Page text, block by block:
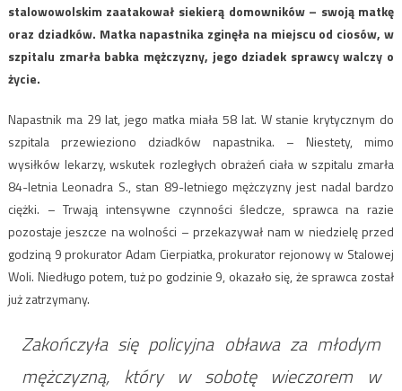
stalowowolskim zaatakował siekierą domowników – swoją matkę
oraz dziadków. Matka napastnika zginęła na miejscu od ciosów, w
szpitalu zmarła babka mężczyzny, jego dziadek sprawcy walczy o
życie.
Napastnik ma 29 lat, jego matka miała 58 lat. W stanie krytycznym do
szpitala przewieziono dziadków napastnika. – Niestety, mimo
wysiłków lekarzy, wskutek rozległych obrażeń ciała w szpitalu zmarła
84-letnia Leonadra S., stan 89-letniego mężczyzny jest nadal bardzo
ciężki. – Trwają intensywne czynności śledcze, sprawca na razie
pozostaje jeszcze na wolności – przekazywał nam w niedzielę przed
godziną 9 prokurator Adam Cierpiatka, prokurator rejonowy w Stalowej
Woli. Niedługo potem, tuż po godzinie 9, okazało się, że sprawca został
już zatrzymany.
Zakończyła się policyjna obława za młodym
mężczyzną, który w sobotę wieczorem w